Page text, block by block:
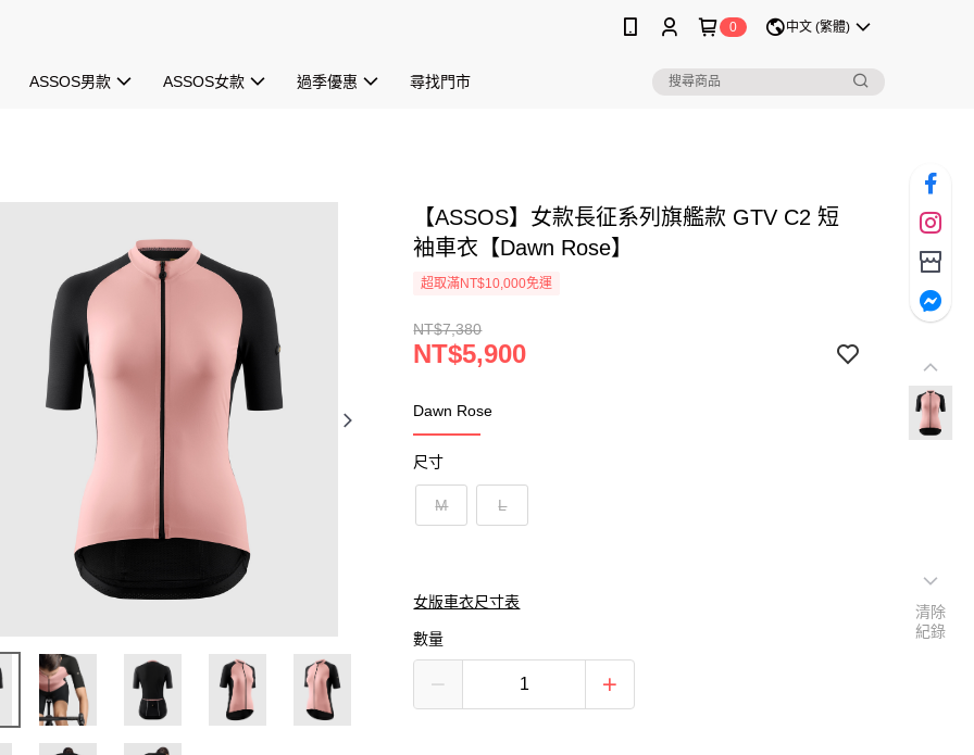
0 中文 (繁體)
ASSOS男款 ASSOS女款 過季優惠 尋找門市
【ASSOS】女款長征系列旗艦款 GTV C2 短
袖車衣【Dawn Rose】
超取滿NT$10,000免運
NT$7,380
NT$5,900
Dawn Rose
尺寸
M L
女版車衣尺寸表
數量
清除
紀錄